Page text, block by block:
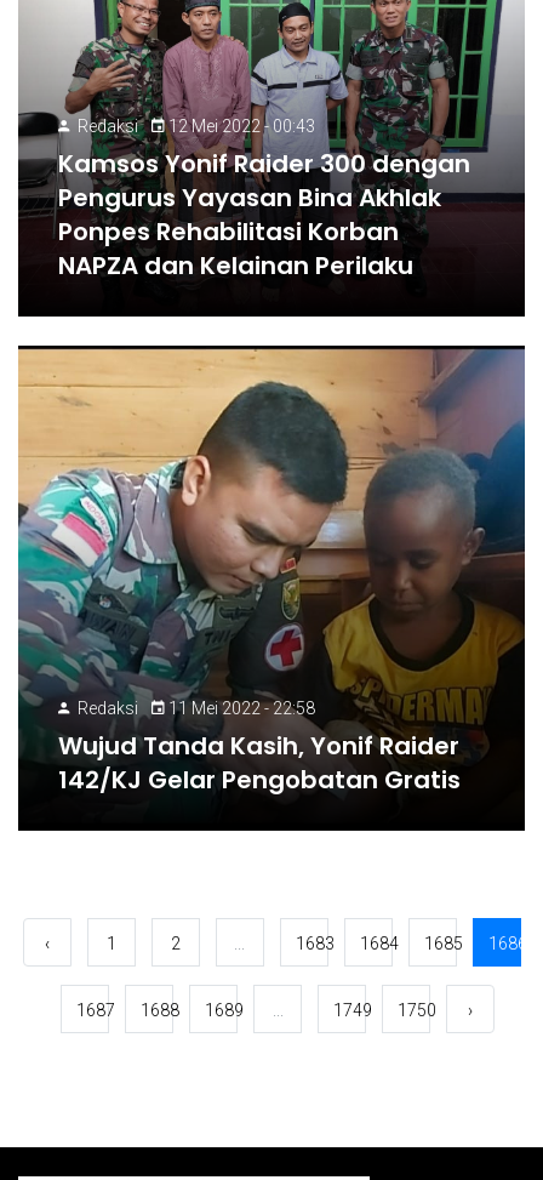
Redaksi 12 Mei 2022 - 00:43
Kamsos Yonif Raider 300 dengan
Pengurus Yayasan Bina Akhlak
Ponpes Rehabilitasi Korban
NAPZA dan Kelainan Perilaku
Redaksi 11 Mei 2022 - 22:58
Wujud Tanda Kasih, Yonif Raider
142/KJ Gelar Pengobatan Gratis
‹ 1 2 1683 1684 1685 1686
1687 1688 1689 1749 1750 ›